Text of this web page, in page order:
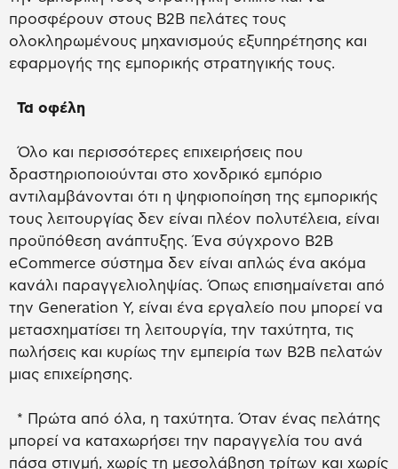
προσφέρουν στους B2B πελάτες τους
ολοκληρωμένους μηχανισμούς εξυπηρέτησης και
εφαρμογής της εμπορικής στρατηγικής τους.
Τα οφέλη
Όλο και περισσότερες επιχειρήσεις που
δραστηριοποιούνται στο χονδρικό εμπόριο
αντιλαμβάνονται ότι η ψηφιοποίηση της εμπορικής
τους λειτουργίας δεν είναι πλέον πολυτέλεια, είναι
προϋπόθεση ανάπτυξης. Ένα σύγχρονο B2B
eCommerce σύστημα δεν είναι απλώς ένα ακόμα
κανάλι παραγγελιοληψίας. Όπως επισημαίνεται από
την Generation Y, είναι ένα εργαλείο που μπορεί να
μετασχηματίσει τη λειτουργία, την ταχύτητα, τις
πωλήσεις και κυρίως την εμπειρία των B2B πελατών
μιας επιχείρησης.
* Πρώτα από όλα, η ταχύτητα. Όταν ένας πελάτης
μπορεί να καταχωρήσει την παραγγελία του ανά
πάσα στιγμή, χωρίς τη μεσολάβηση τρίτων και χωρίς